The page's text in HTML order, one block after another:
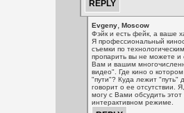
Evgeny, Moscow
Фэйк и есть фейк, а ваше
Я профессиональный
съемки по
пропарить вы не можете и
Вам и вашим
видео". Где кино о
"пути"? Куда лежит "путь"
говорит о ее отсутствии.
могу с Вами обсудить
интерактивном режиме.